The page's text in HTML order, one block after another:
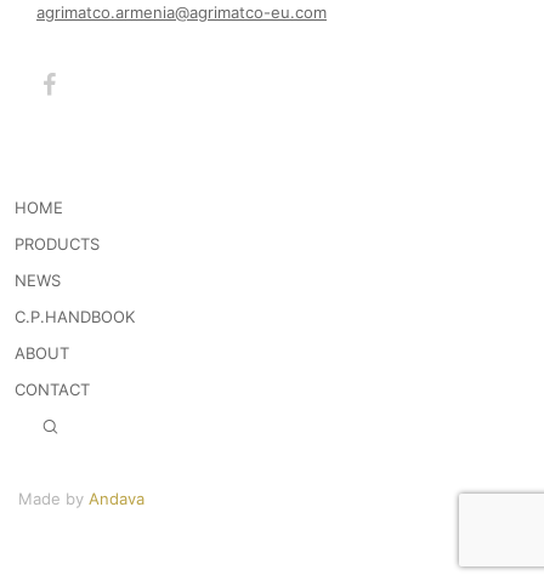
agrimatco.armenia@agrimatco-eu.com
HOME
PRODUCTS
NEWS
C.P.HANDBOOK
ABOUT
CONTACT
Made by Andava